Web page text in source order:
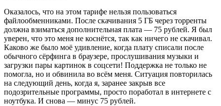
Оказалось, что на этом тарифе нельзя пользоваться
файлообменниками. После скачивания 5 ГБ через торренты
должна взиматься дополнительная плата — 75 рублей. Я был
уверен, что это меня не коснётся, так как ничего не скачивал.
Каково же было моё удивление, когда плату списали после
обычного сёрфинга в браузере, прослушивания музыки и
загрузки пары картинок в соцсети! Поддержка не только не
помогла, но и обвинила во всём меня. Ситуация повторилась
на следующий день, когда я, заранее закрыв все
подозрительные программы, просто поработал в интернете с
ноутбука. И снова — минус 75 рублей.